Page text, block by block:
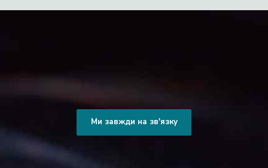
Ми завжди на зв'язку